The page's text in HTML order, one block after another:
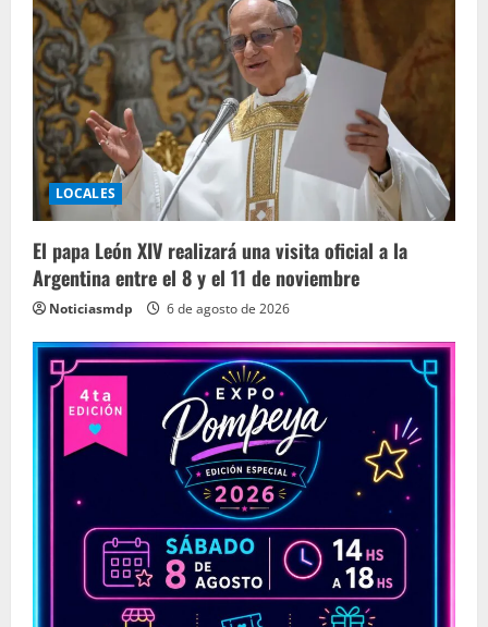
LOCALES
El papa León XIV realizará una visita oficial a la
Argentina entre el 8 y el 11 de noviembre
Noticiasmdp 6 de agosto de 2026